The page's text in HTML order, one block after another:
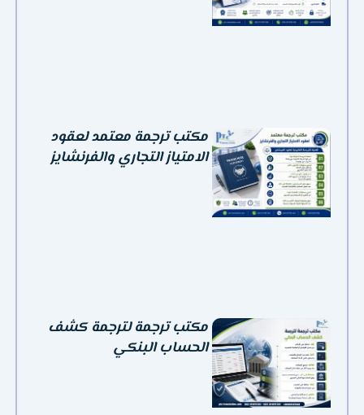
مكتب ترجمة معتمد لعقود
الامتياز التجاري والفرنشايز
مكتب ترجمة لترجمة كشف
الحساب البنكي